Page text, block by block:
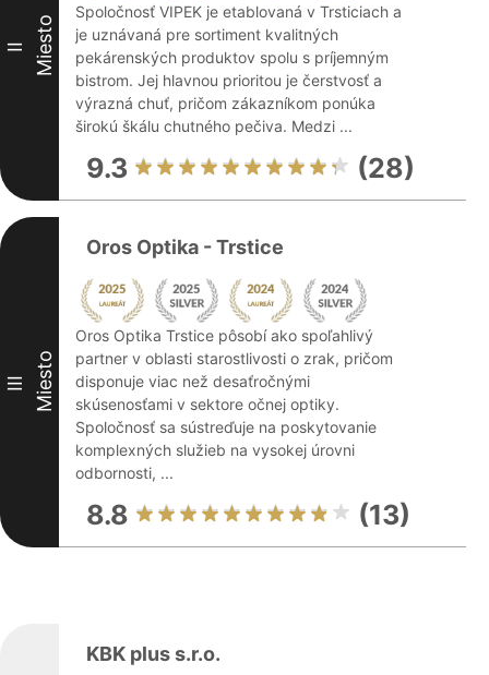
II Miesto
Spoločnosť VIPEK je etablovaná v Trsticiach a
je uznávaná pre sortiment kvalitných
pekárenských produktov spolu s príjemným
bistrom. Jej hlavnou prioritou je čerstvosť a
výrazná chuť, pričom zákazníkom ponúka
širokú škálu chutného pečiva. Medzi ...
9.3 (28)
III Miesto
Oros Optika - Trstice
Oros Optika Trstice pôsobí ako spoľahlivý
partner v oblasti starostlivosti o zrak, pričom
disponuje viac než desaťročnými
skúsenosťami v sektore očnej optiky.
Spoločnosť sa sústreďuje na poskytovanie
komplexných služieb na vysokej úrovni
odbornosti, ...
8.8 (13)
KBK plus s.r.o.